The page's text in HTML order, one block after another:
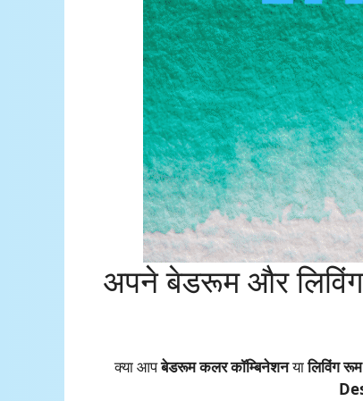
अपने बेडरूम और
क्या आपबेडरूम कलर कॉम्बिनेशनयालिविंग